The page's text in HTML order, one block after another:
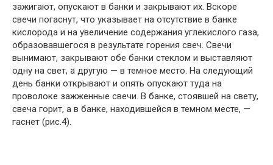
зажигают, опускают в банки и закрывают их. Вскоре
свечи погаснут, что указывает на отсутствие в банке
кислорода и на увеличение содержания углекислого газа,
образовавшегося в результате горения свеч. Свечи
вынимают, закрывают обе банки стеклом и выставляют
одну на свет, а другую — в темное место. На следующий
день банки открывают и опять опускают туда на
проволоке зажженные свечи. В банке, стоявшей на свету,
свеча горит, а в банке, находившейся в темном месте, —
гаснет (рис.4).